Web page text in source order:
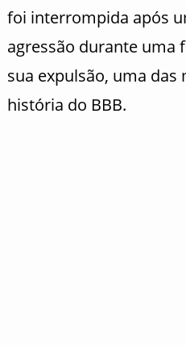
foi interrompida após
agressão durante uma
sua expulsão, uma das
história do BBB.